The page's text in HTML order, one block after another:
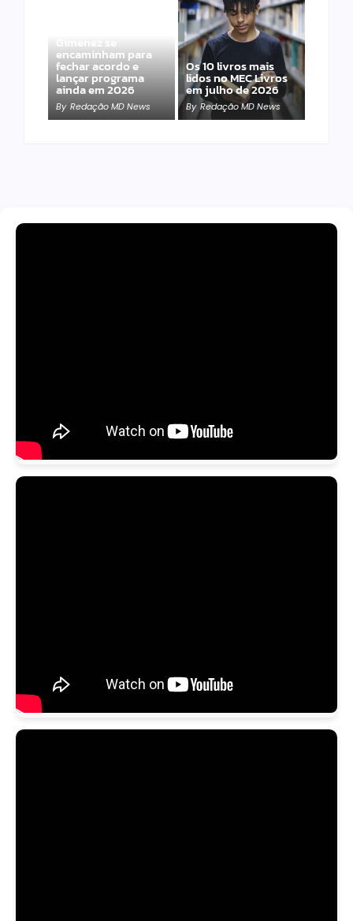
Gimenez se
encaminham para
fechar acordo e
lançar programa
ainda em 2026
By Redação MD News
Os 10 livros mais
lidos no MEC Livros
em julho de 2026
By Redação MD News